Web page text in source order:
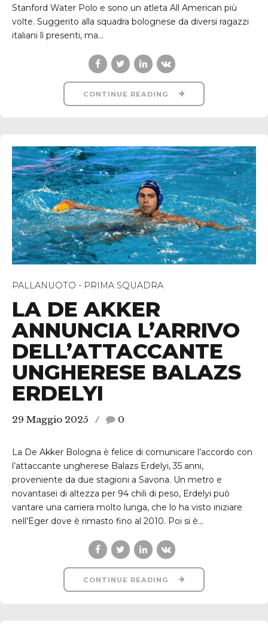
Stanford Water Polo e sono un atleta All American più
volte. Suggerito alla squadra bolognese da diversi ragazzi
italiani lì presenti, ma...
CONTINUE READING
PALLANUOTO - PRIMA SQUADRA
LA DE AKKER
ANNUNCIA L’ARRIVO
DELL’ATTACCANTE
UNGHERESE BALAZS
ERDELYI
29 Maggio 2025 0
La De Akker Bologna è felice di comunicare l’accordo con
l’attaccante ungherese Balazs Erdelyi, 35 anni,
proveniente da due stagioni a Savona. Un metro e
novantasei di altezza per 94 chili di peso, Erdelyi può
vantare una carriera molto lunga, che lo ha visto iniziare
nell’Eger dove è rimasto fino al 2010. Poi si è...
CONTINUE READING